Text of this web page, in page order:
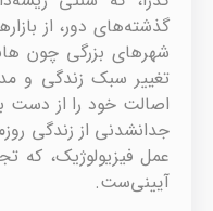
گذشته‌های دور، از
شهرهای بزرگی چون
تغییر سبک زندگی و
اصالت خود را از دست
جدانشدنی از زندگی
عمل فیزیولوژیک، که
آیینی‌ست.